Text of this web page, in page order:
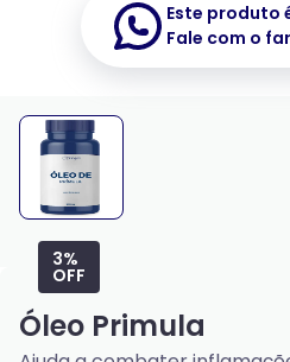
Este produto
Fale com o
3%
OFF
Óleo Primula